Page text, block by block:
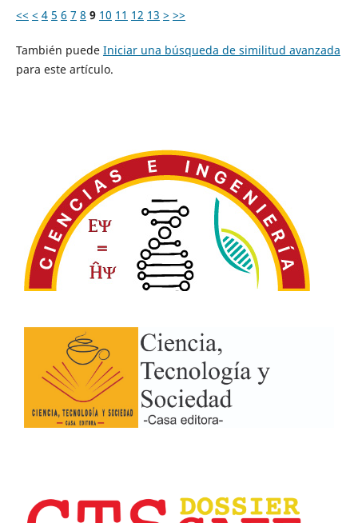
<< < 4 5 6 7 8 9 10 11 12 13 > >>
También puede Iniciar una búsqueda de similitud avanzada
para este artículo.